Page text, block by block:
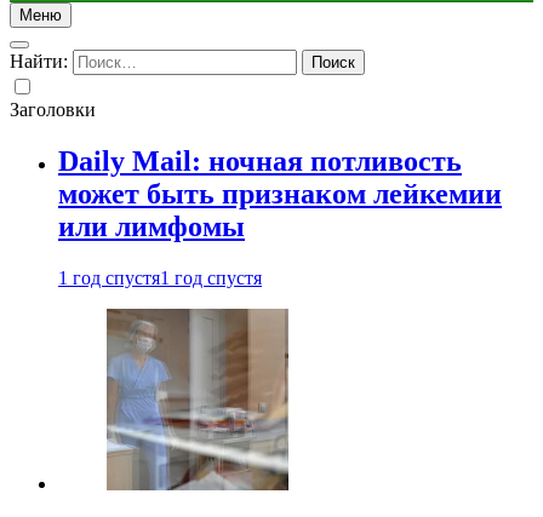
Меню
Найти:
Заголовки
Daily Mail: ночная потливость
может быть признаком лейкемии
или лимфомы
1 год спустя1 год спустя